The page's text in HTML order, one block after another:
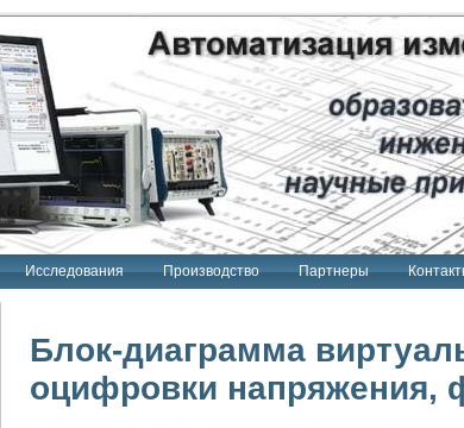
Исследования Производство Партнеры
"Сигнал-USB"
Блок-диаграмма
оцифровки напряжения,